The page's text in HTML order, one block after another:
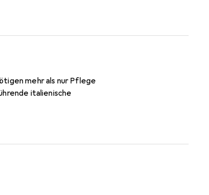
mehr als nur Pflege
italienische